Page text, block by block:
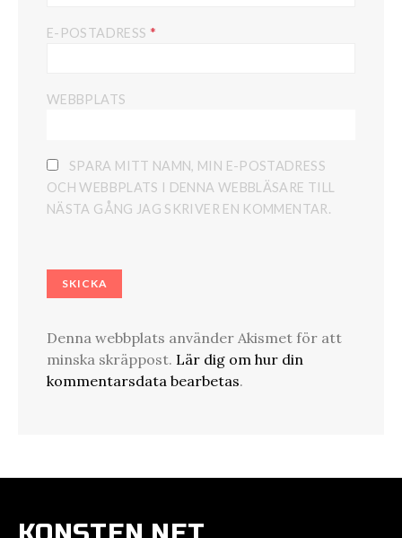
E-POSTADRESS *
WEBBPLATS
SPARA MITT NAMN, MIN E-POSTADRESS
OCH WEBBPLATS I DENNA WEBBLÄSARE TILL
NÄSTA GÅNG JAG SKRIVER EN KOMMENTAR.
Denna webbplats använder Akismet för att
minska skräppost. Lär dig om hur din
kommentarsdata bearbetas.